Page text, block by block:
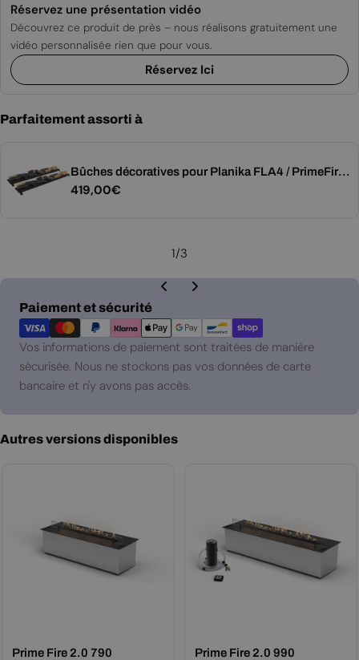
Réservez une présentation vidéo
Découvrez ce produit de près – nous réalisons gratuitement une
vidéo personnalisée rien que pour vous.
Réservez Ici
Parfaitement assorti à
Bûches décoratives pour Planika FLA4 / PrimeFire -
Taille 590
Prix
419,00€
1/3
Paiement et sécurité
Modes
de
paiement
Vos informations de paiement sont traitées de manière
sécurisée. Nous ne stockons pas vos données de carte
bancaire et n'y avons pas accès.
Autres versions disponibles
Prime Fire 2.0 790 Prime Fire 2.0 990